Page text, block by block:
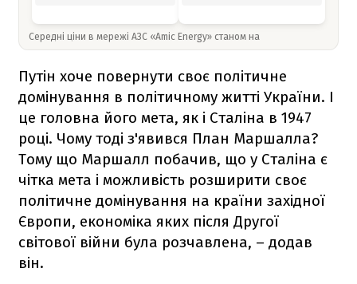
Середні ціни в мережі АЗС «Amic Energy» станом на
Путін хоче повернути своє політичне
домінування в політичному житті України. І
це головна його мета, як і Сталіна в 1947
році. Чому тоді з'явився План Маршалла?
Тому що Маршалл побачив, що у Сталіна є
чітка мета і можливість розширити своє
політичне домінування на країни західної
Європи, економіка яких після Другої
світової війни була розчавлена, – додав
він.